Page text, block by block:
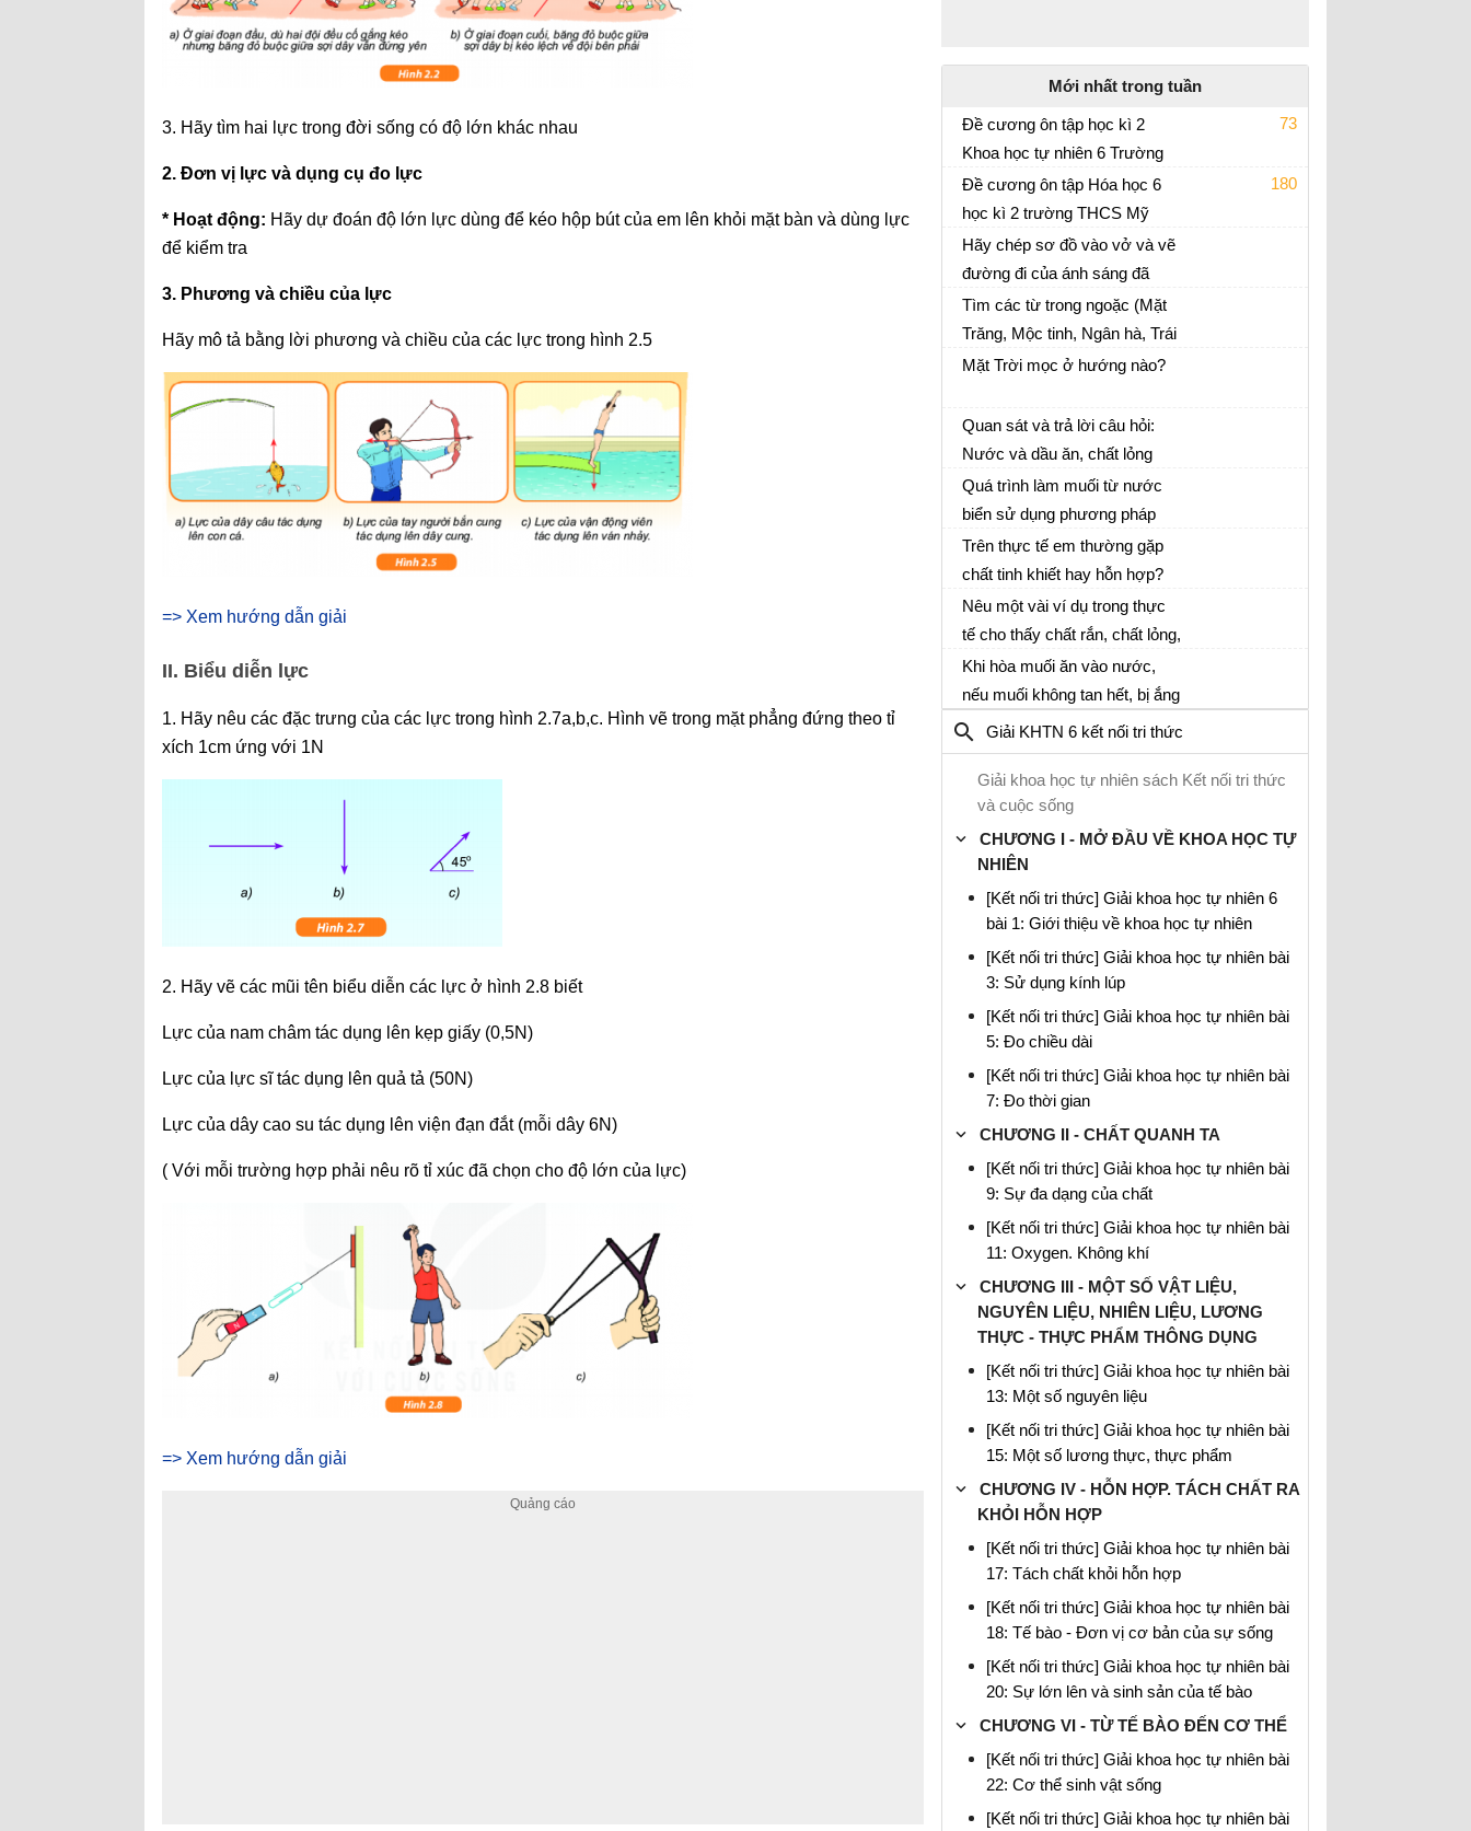
3. Hãy tìm hai lực trong đời sống có độ lớn khác nhau
2. Đơn vị lực và dụng cụ đo lực
* Hoạt động: Hãy dự đoán độ lớn lực dùng để kéo hộp bút của em lên khỏi mặt bàn và dùng lực
để kiểm tra
3. Phương và chiều của lực
Hãy mô tả bằng lời phương và chiều của các lực trong hình 2.5
=> Xem hướng dẫn giải
II. Biểu diễn lực
1. Hãy nêu các đặc trưng của các lực trong hình 2.7a,b,c. Hình vẽ trong mặt phẳng đứng theo tỉ
xích 1cm ứng với 1N
2. Hãy vẽ các mũi tên biểu diễn các lực ở hình 2.8 biết
Lực của nam châm tác dụng lên kẹp giấy (0,5N)
Lực của lực sĩ tác dụng lên quả tả (50N)
Lực của dây cao su tác dụng lên viện đạn đắt (mỗi dây 6N)
( Với mỗi trường hợp phải nêu rõ tỉ xúc đã chọn cho độ lớn của lực)
=> Xem hướng dẫn giải
Mới nhất trong tuần
Đề cương ôn tập học kì 2
Khoa học tự nhiên 6 Trường
THCS Mỹ Đình 2 năm 2021 -
2022
73
Đề thi học kì 2 môn KHTN 6
Đề cương ôn tập Hóa học 6
học kì 2 trường THCS Mỹ
Đình 2 năm 2021 - 2022
180
Đề thi giữa kì 2 Hóa 6 - Kết nối tri thức
Hãy chép sơ đồ vào vở và vẽ
đường đi của ánh sáng đã
giúp ta nhìn thấy Hỏa tinh.
Tìm các từ trong ngoặc (Mặt
Trăng, Mộc tinh, Ngân hà, Trái
Đất, Mặt Trời) thích hợp cho
bên dưới (ghi câu trả lời của
em vào vở)
Mặt Trời mọc ở hướng nào?
Quan sát và trả lời câu hỏi:
Nước và dầu ăn, chất lỏng
nào nặng hơn?....
Quá trình làm muối từ nước
biển sử dụng phương pháp
tách chất nào?
Trên thực tế em thường gặp
chất tinh khiết hay hỗn hợp?
Nêu một vài ví dụ trong thực
tế cho thấy chất rắn, chất lỏng,
chất khí tan trong nước.
Khi hòa muối ăn vào nước,
nếu muối không tan hết, bị ắng
xuống đáy thì có tạo thành
huyền phù không?
Giải KHTN 6 kết nối tri thức
Giải khoa học tự nhiên sách Kết nối tri thức
và cuộc sống
CHƯƠNG I - MỞ ĐẦU VỀ KHOA HỌC TỰ
NHIÊN
[Kết nối tri thức] Giải khoa học tự nhiên 6
bài 1: Giới thiệu về khoa học tự nhiên
[Kết nối tri thức] Giải khoa học tự nhiên bài
3: Sử dụng kính lúp
[Kết nối tri thức] Giải khoa học tự nhiên bài
5: Đo chiều dài
[Kết nối tri thức] Giải khoa học tự nhiên bài
7: Đo thời gian
CHƯƠNG II - CHẤT QUANH TA
[Kết nối tri thức] Giải khoa học tự nhiên bài
9: Sự đa dạng của chất
[Kết nối tri thức] Giải khoa học tự nhiên bài
11: Oxygen. Không khí
CHƯƠNG III - MỘT SỐ VẬT LIỆU,
NGUYÊN LIỆU, NHIÊN LIỆU, LƯƠNG
THỰC - THỰC PHẨM THÔNG DỤNG
[Kết nối tri thức] Giải khoa học tự nhiên bài
13: Một số nguyên liệu
[Kết nối tri thức] Giải khoa học tự nhiên bài
15: Một số lương thực, thực phẩm
CHƯƠNG IV - HỖN HỢP. TÁCH CHẤT RA
KHỎI HỖN HỢP
[Kết nối tri thức] Giải khoa học tự nhiên bài
17: Tách chất khỏi hỗn hợp
[Kết nối tri thức] Giải khoa học tự nhiên bài
18: Tế bào - Đơn vị cơ bản của sự sống
[Kết nối tri thức] Giải khoa học tự nhiên bài
20: Sự lớn lên và sinh sản của tế bào
CHƯƠNG VI - TỪ TẾ BÀO ĐẾN CƠ THỂ
[Kết nối tri thức] Giải khoa học tự nhiên bài
22: Cơ thể sinh vật sống
[Kết nối tri thức] Giải khoa học tự nhiên bài